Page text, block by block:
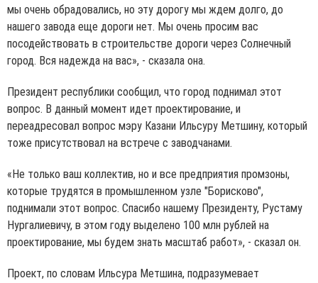
мы очень обрадовались, но эту дорогу мы ждем долго, до
нашего завода еще дороги нет. Мы очень просим вас
посодействовать в строительстве дороги через Солнечный
город. Вся надежда на вас», - сказала она.
Президент республики сообщил, что город поднимал этот
вопрос. В данный момент идет проектирование, и
переадресовал вопрос мэру Казани Ильсуру Метшину, который
тоже присутствовал на встрече с заводчанами.
«Не только ваш коллектив, но и все предприятия промзоны,
которые трудятся в промышленном узле "Борисково",
поднимали этот вопрос. Спасибо нашему Президенту, Рустаму
Нургалиевичу, в этом году выделено 100 млн рублей на
проектирование, мы будем знать масштаб работ», - сказал он.
Проект, по словам Ильсура Метшина, подразумевает